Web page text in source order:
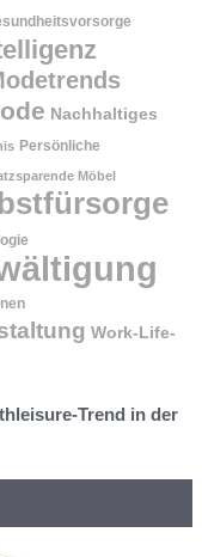
Nachhaltiges
Persönliche
Möbel
Work-Life-
Trend in der